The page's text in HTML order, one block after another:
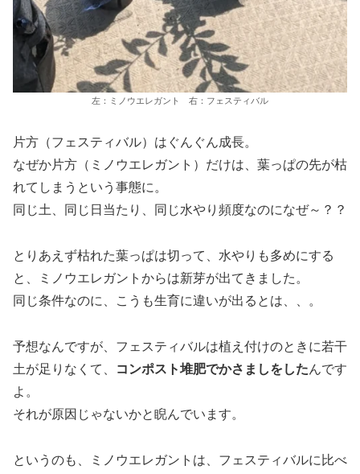
左：ミノウエレガント 右：フェスティバル
片方（フェスティバル）はぐんぐん成長。
なぜか片方（ミノウエレガント）だけは、葉っぱの先が枯
れてしまうという事態に。
同じ土、同じ日当たり、同じ水やり頻度なのになぜ～？？
とりあえず枯れた葉っぱは切って、水やりも多めにする
と、ミノウエレガントからは新芽が出てきました。
同じ条件なのに、こうも生育に違いが出るとは、、。
予想なんですが、フェスティバルは植え付けのときに若干
土が足りなくて、
コンポスト堆肥でかさましをしたんです
よ。
それが原因じゃないかと睨んでいます。
というのも、ミノウエレガントは、フェスティバルに比べ